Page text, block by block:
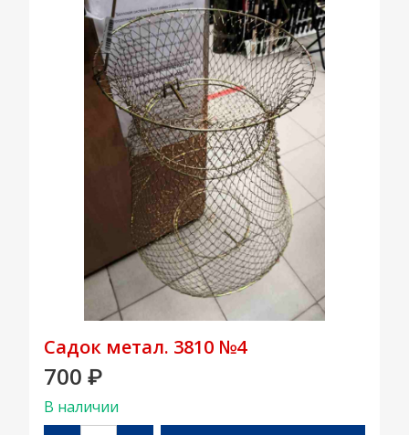
Садок метал. 3810 №4
700 ₽
В наличии